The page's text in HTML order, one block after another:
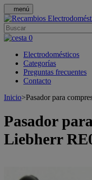
menú
0
Electrodomésticos
Categorías
Preguntas frecuentes
Contacto
Inicio>Pasador para
Pasador
Liebherr